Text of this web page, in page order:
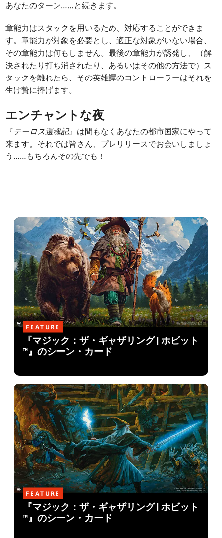
あなたのターン……と続きます。
章能力はスタックを用いるため、対応することができま
す。章能力が対象を必要とし、適正な対象がいない場合、
その章能力は何もしません。最後の章能力が誘発し、（解
決されたり打ち消されたり、あるいはその他の方法で）ス
タックを離れたら、その英雄譚のコントローラーはそれを
生け贄に捧げます。
エンチャントな夜
『テーロス還魂記』は間もなくあなたの都市国家にやって
来ます。それでは皆さん、プレリリースでお会いしましょ
う……もちろんその先でも！
FEATURE
『マジック：ザ・ギャザリング | ホビット
™』のシーン・カード
FEATURE
『マジック：ザ・ギャザリング | ホビット
™』のシーン・カード